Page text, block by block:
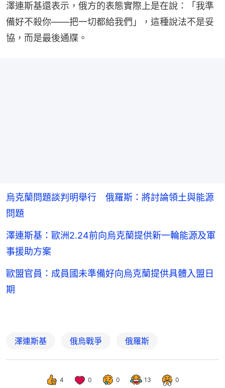
澤連斯基還表示，俄方的表態實際上是在說：「我準
備好不殺你——把一切都給我們」，這種說法不是妥
協，而是最後通牒。
烏克蘭問題談判明舉行 俄羅斯：將討論領土與能源
問題
澤連斯基：歐洲2.24前向烏克蘭提供新一輪能源及軍
事援助方案
歐盟官員：成員國未準備好向烏克蘭提供具體入盟日
期
澤連斯基 俄烏戰爭 俄羅斯
4 0 0 13 0